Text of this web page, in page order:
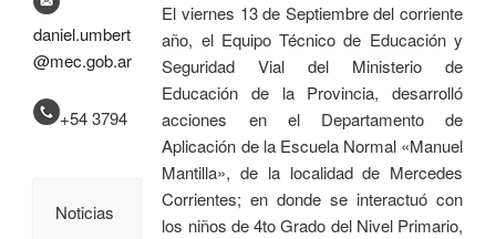
El viernes 13 de Septiembre del corriente
año, el Equipo Técnico de Educación y
Seguridad Vial del Ministerio de
Educación de la Provincia, desarrolló
acciones en el Departamento de
Aplicación de la Escuela Normal «Manuel
Mantilla», de la localidad de Mercedes
Corrientes; en donde se interactuó con
los niños de 4to Grado del Nivel Primario,
daniel.umbert
@mec.gob.ar
+54 3794
Noticias